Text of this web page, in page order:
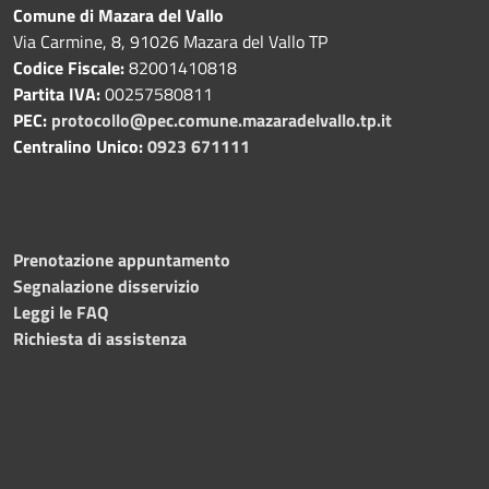
Comune di Mazara del Vallo
Via Carmine, 8, 91026 Mazara del Vallo TP
Codice Fiscale:82001410818
Partita IVA:00257580811
PEC: protocollo@pec.comune.mazaradelvallo.tp.it
Centralino Unico:0923 671111
Prenotazione appuntamento
Segnalazione disservizio
Leggi le FAQ
Richiesta di assistenza